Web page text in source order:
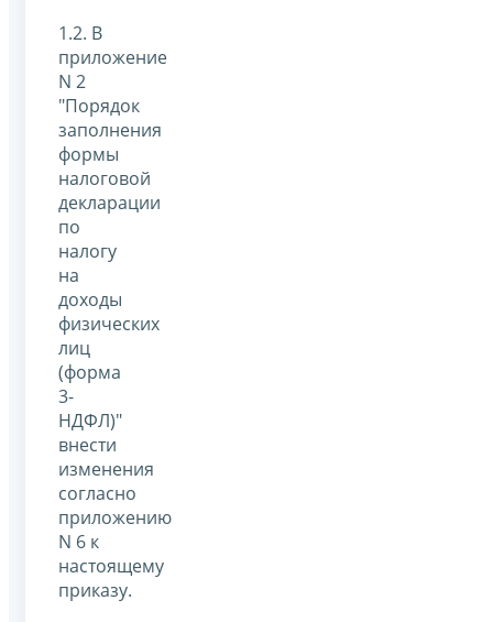
1.2. В
приложение
N 2
"Порядок
заполнения
формы
налоговой
декларации
по
налогу
на
доходы
физических
лиц
(форма
3-
НДФЛ)"
внести
изменения
согласно
приложению
N 6 к
настоящему
приказу.